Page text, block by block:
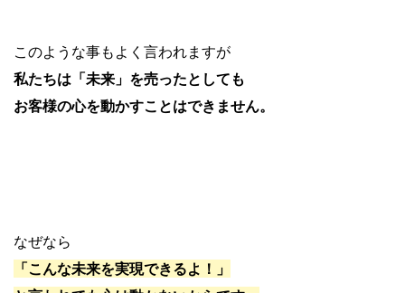
このような事もよく言われますが
私たちは「未来」を売ったとしても
お客様の心を動かすことはできません。
なぜなら
「こんな未来を実現できるよ！」